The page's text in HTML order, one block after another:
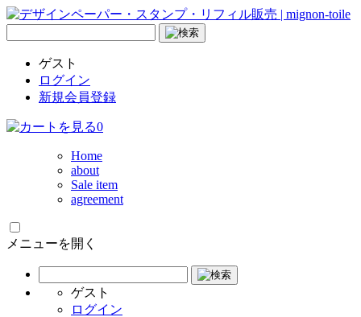
ゲスト
ログイン
新規会員登録
0
Home
about
Sale item
agreement
メニューを開く
ゲスト
ログイン